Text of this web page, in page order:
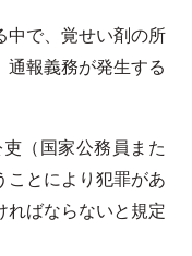
中で、覚せい剤の所
報義務が発生する
（国家公務員また
ことにより犯罪があ
ればならないと規定